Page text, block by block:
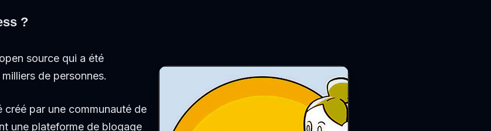
?
source qui a été
de personnes.
créé par une communauté de
une plateforme de blogage